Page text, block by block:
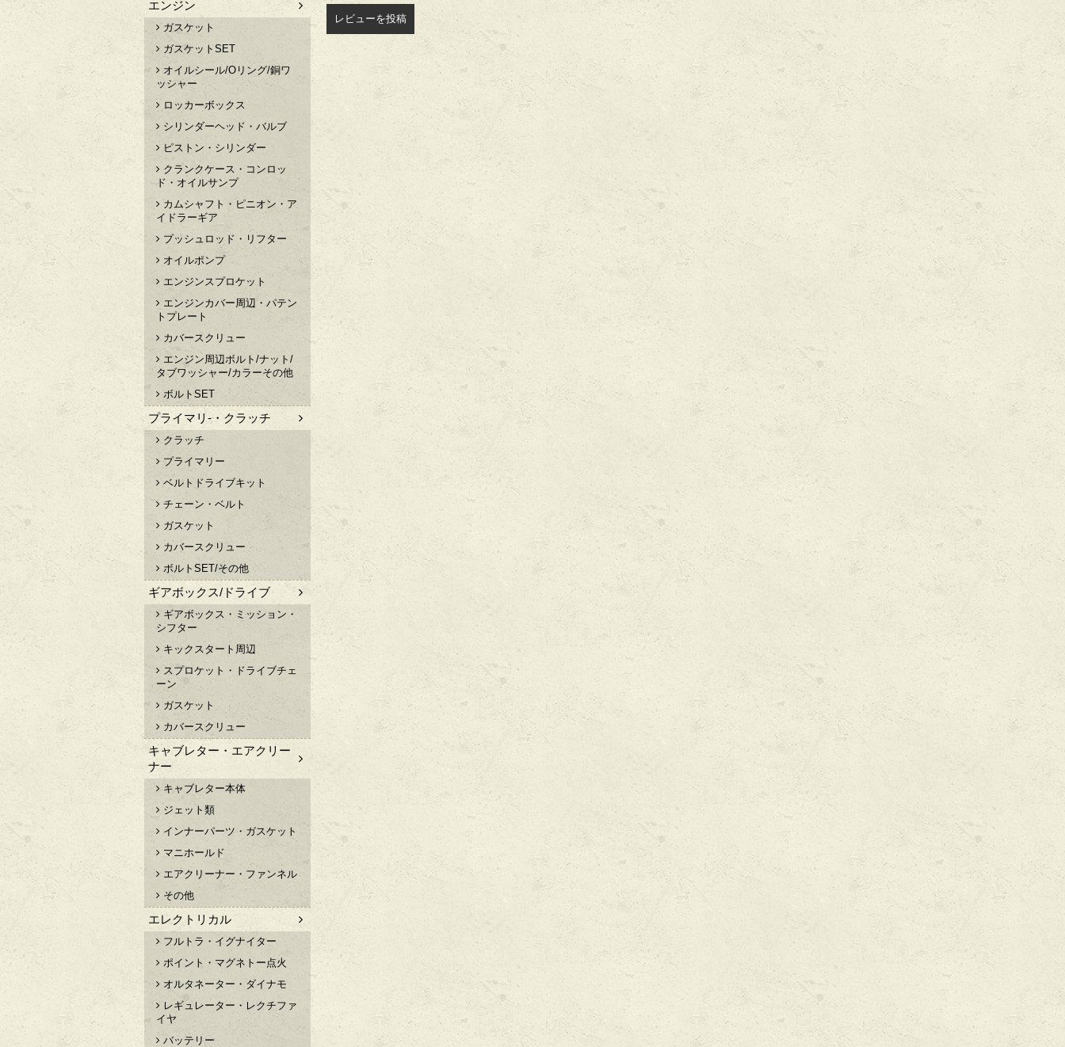
レビューを投稿
エンジン
ガスケット
ガスケットSET
オイルシール/Oリング/銅ワ
ッシャー
ロッカーボックス
シリンダーヘッド・バルブ
ピストン・シリンダー
クランクケース・コンロッ
ド・オイルサンプ
カムシャフト・ピニオン・ア
イドラーギア
プッシュロッド・リフター
オイルポンプ
エンジンスプロケット
エンジンカバー周辺・パテン
トプレート
カバースクリュー
エンジン周辺ボルト/ナット/
タブワッシャー/カラーその他
ボルトSET
プライマリ-・クラッチ
クラッチ
プライマリー
ベルトドライブキット
チェーン・ベルト
ガスケット
カバースクリュー
ボルトSET/その他
ギアボックス/ドライブ
ギアボックス・ミッション・
シフター
キックスタート周辺
スプロケット・ドライブチェ
ーン
ガスケット
カバースクリュー
キャブレター・エアクリー
ナー
キャブレター本体
ジェット類
インナーパーツ・ガスケット
マニホールド
エアクリーナー・ファンネル
その他
エレクトリカル
フルトラ・イグナイター
ポイント・マグネトー点火
オルタネーター・ダイナモ
レギュレーター・レクチファ
イヤ
バッテリー